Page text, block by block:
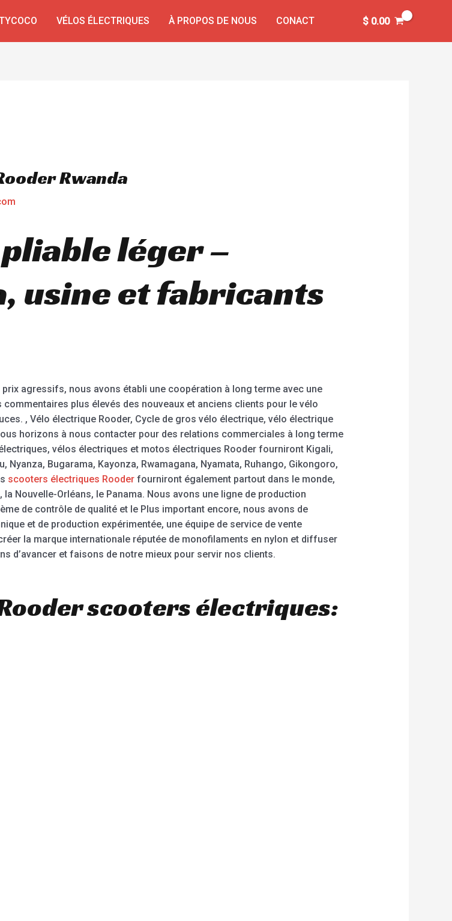
VÉLOS ÉLECTRIQUES À PROPOS DE NOUS CONACT $0.00
Rwanda
léger –
usine et fabricants
agressifs, nous avons établi une coopération à long terme avec une
plus élevés des nouveaux et anciens clients pour le vélo
, Vélo électrique Rooder, Cycle de gros vélo électrique, vélo électrique
horizons à nous contacter pour des relations commerciales à long terme
vélos électriques et motos électriques Rooder fourniront Kigali,
Nyanza, Bugarama, Kayonza, Rwamagana, Nyamata, Ruhango, Gikongoro,
scooters électriques Rooderfourniront également partout dans le monde,
la Nouvelle-Orléans, le Panama. Nous avons une ligne de production
de contrôle de qualité et le Plus important encore, nous avons de
et de production expérimentée, une équipe de service de vente
la marque internationale réputée de monofilaments en nylon et diffuser
d’avancer et faisons de notre mieux pour servir nos clients.
scooters électriques: